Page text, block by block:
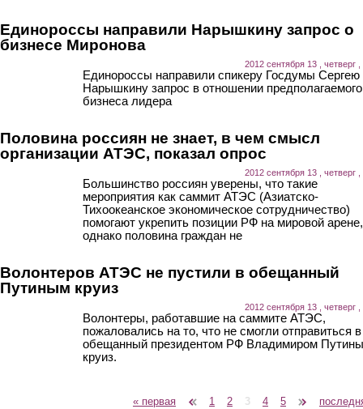
Единороссы направили Нарышкину запрос о
бизнесе Миронова
2012 сентября 13 , четверг ,
Единороссы направили спикеру Госдумы Сергею
Нарышкину запрос в отношении предполагаемого
бизнеса лидера
Половина россиян не знает, в чем смысл
организации АТЭС, показал опрос
2012 сентября 13 , четверг ,
Большинство россиян уверены, что такие
мероприятия как саммит АТЭС (Азиатско-
Тихоокеанское экономическое сотрудничество)
помогают укрепить позиции РФ на мировой арене,
однако половина граждан не
Волонтеров АТЭС не пустили в обещанный
Путиным круиз
2012 сентября 13 , четверг ,
Волонтеры, работавшие на саммите АТЭС,
пожаловались на то, что не смогли отправиться в
обещанный президентом РФ Владимиром
круиз.
« первая 1 2 3 4 5